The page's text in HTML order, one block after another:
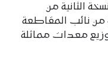
الثانية من
من نائب المقاطعة
معدات مماثلة